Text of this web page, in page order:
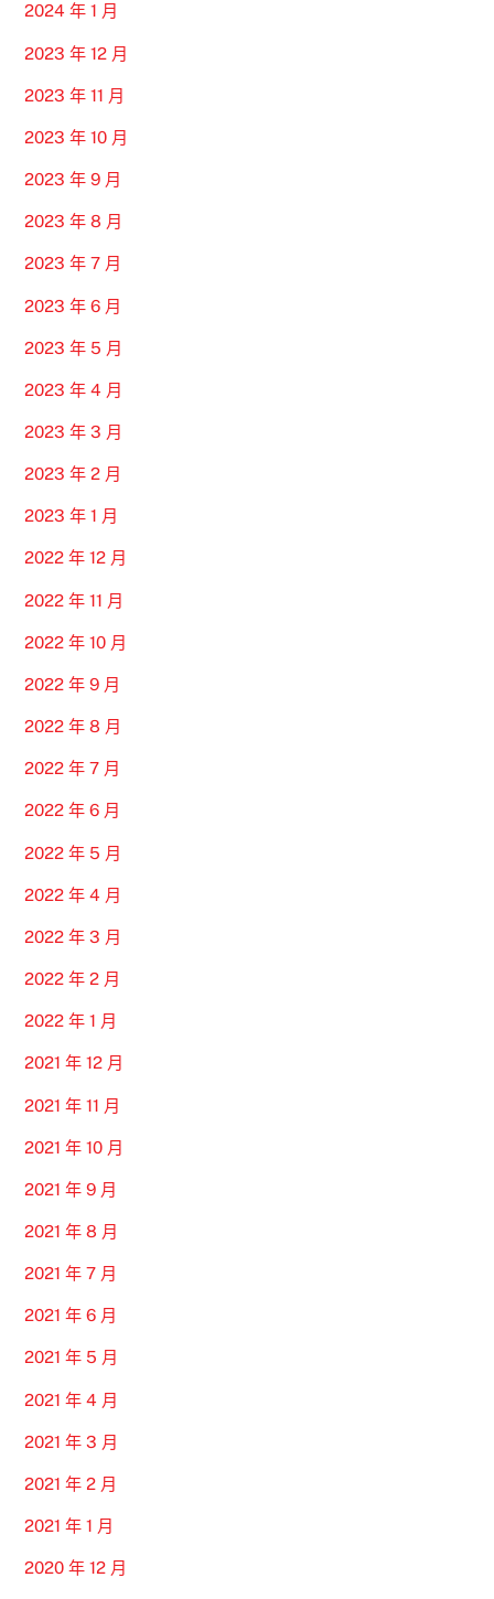
2024 年 1 月
2023 年 12 月
2023 年 11 月
2023 年 10 月
2023 年 9 月
2023 年 8 月
2023 年 7 月
2023 年 6 月
2023 年 5 月
2023 年 4 月
2023 年 3 月
2023 年 2 月
2023 年 1 月
2022 年 12 月
2022 年 11 月
2022 年 10 月
2022 年 9 月
2022 年 8 月
2022 年 7 月
2022 年 6 月
2022 年 5 月
2022 年 4 月
2022 年 3 月
2022 年 2 月
2022 年 1 月
2021 年 12 月
2021 年 11 月
2021 年 10 月
2021 年 9 月
2021 年 8 月
2021 年 7 月
2021 年 6 月
2021 年 5 月
2021 年 4 月
2021 年 3 月
2021 年 2 月
2021 年 1 月
2020 年 12 月